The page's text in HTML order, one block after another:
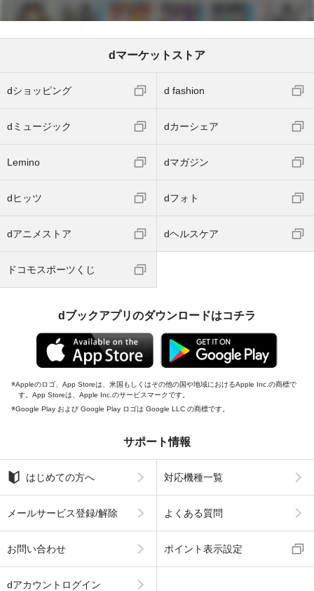
dマーケットストア
dショッピング d fashion
dミュージック dカーシェア
Lemino dマガジン
dヒッツ dフォト
dアニメストア dヘルスケア
ドコモスポーツくじ
dブックアプリのダウンロードはコチラ
Appleのロゴ、App Storeは、米国もしくはその他の国や地域におけるApple Inc.の商標で
す。App Storeは、Apple Inc.のサービスマークです。
Google Play および Google Play ロゴは Google LLC の商標です。
サポート情報
はじめての方へ 対応機種一覧
メールサービス登録/解除 よくある質問
お問い合わせ ポイント表示設定
dアカウントログイン